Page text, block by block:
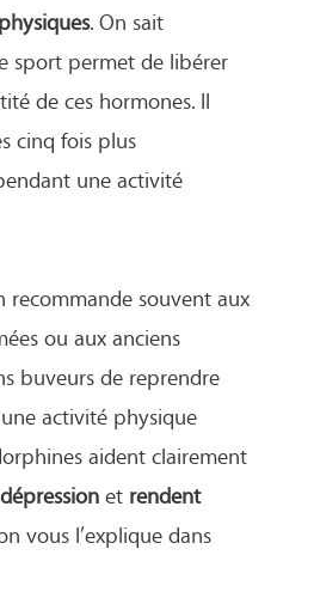
. On sait
sport permet de libérer
de ces hormones. Il
cinq fois plus
une activité
recommande souvent aux
ou aux anciens
buveurs de reprendre
activité physique
aident clairement
et rendent
vous l’explique dans